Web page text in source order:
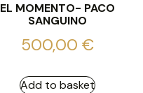
EL MOMENTO- PACO
SANGUINO
500,00 €
Add to basket